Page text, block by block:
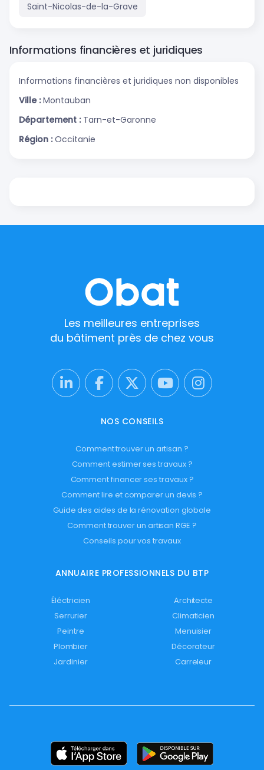
Saint-Nicolas-de-la-Grave
Informations financières et juridiques
Informations financières et juridiques non disponibles
Ville : Montauban
Département : Tarn-et-Garonne
Région : Occitanie
Les meilleures entreprises
du bâtiment près de chez vous
NOS CONSEILS
Comment trouver un artisan ?
Comment estimer ses travaux ?
Comment financer ses travaux ?
Comment lire et comparer un devis ?
Guide des aides de la rénovation globale
Comment trouver un artisan RGE ?
Conseils pour vos travaux
ANNUAIRE PROFESSIONNELS DU BTP
Éléctricien
Architecte
Serrurier
Climaticien
Peintre
Menuisier
Plombier
Décorateur
Jardinier
Carreleur